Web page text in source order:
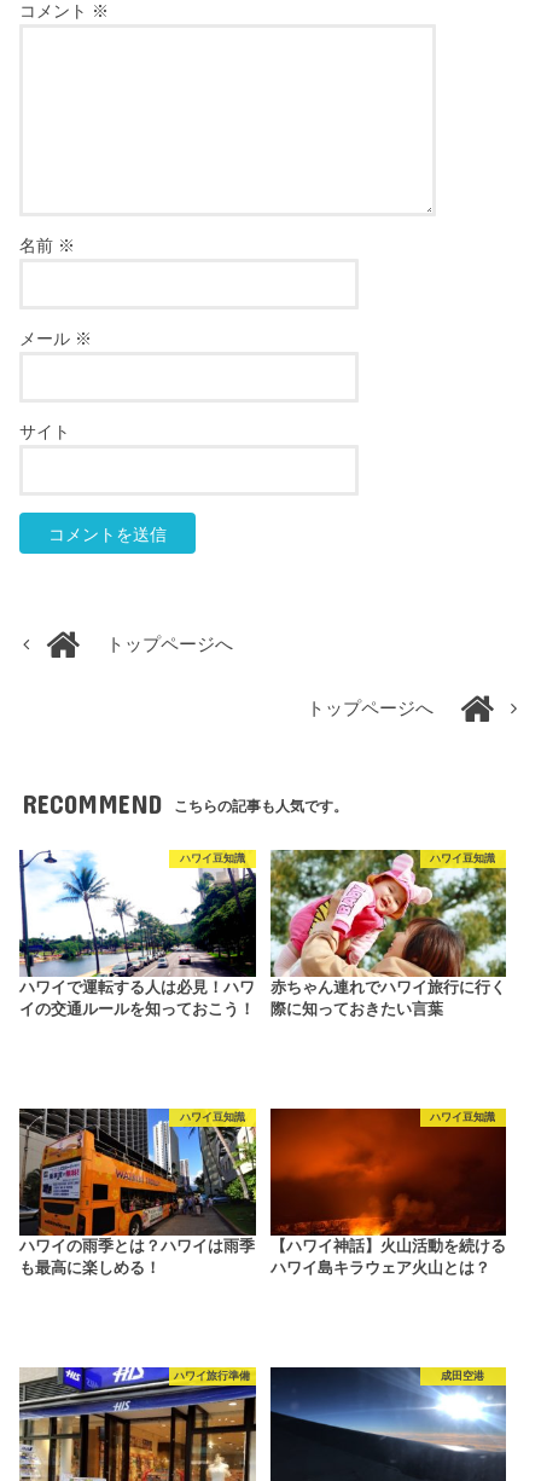
コメント ※
名前 ※
メール ※
サイト
トップページへ
トップページへ
RECOMMEND こちらの記事も人気です。
ハワイ豆知識
ハワイで運転する人は必見！ハワ
イの交通ルールを知っておこう！
ハワイ豆知識
赤ちゃん連れでハワイ旅行に行く
際に知っておきたい言葉
ハワイ豆知識
ハワイの雨季とは？ハワイは雨季
も最高に楽しめる！
ハワイ豆知識
【ハワイ神話】火山活動を続ける
ハワイ島キラウェア火山とは？
ハワイ旅行準備 成田空港